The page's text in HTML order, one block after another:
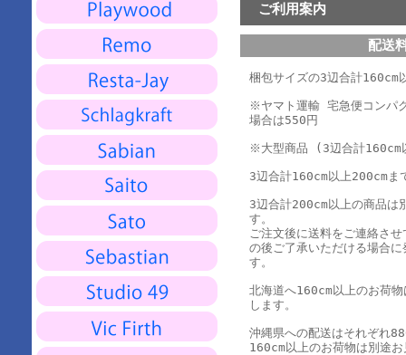
ご利用案内
配送
梱包サイズの3辺合計
※ヤマト運輸 宅急便コンパ
場合は550円
※大型商品 (3辺合計160cm
3辺合計160cm以上200cm
3辺合計200cm以上の商品は
す。
ご注文後に送料をご連絡さ
の後ご了承いただける場合
す。
北海道へ160cm以上のお荷
します。
沖縄県への配送はそれぞれ
160cm以上のお荷物は別途